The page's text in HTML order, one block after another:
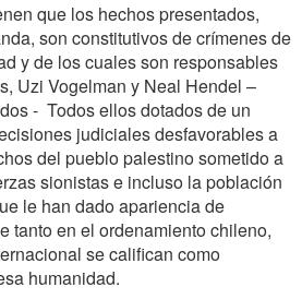
que los hechos presentados,
son constitutivos de crímenes de
y de los cuales son responsables
Uzi Vogelman y Neal Hendel –
- Todos ellos dotados de un
judiciales desfavorables a
del pueblo palestino sometido a
sionistas e incluso la población
le han dado apariencia de
tanto en el ordenamiento chileno,
se califican como
humanidad.